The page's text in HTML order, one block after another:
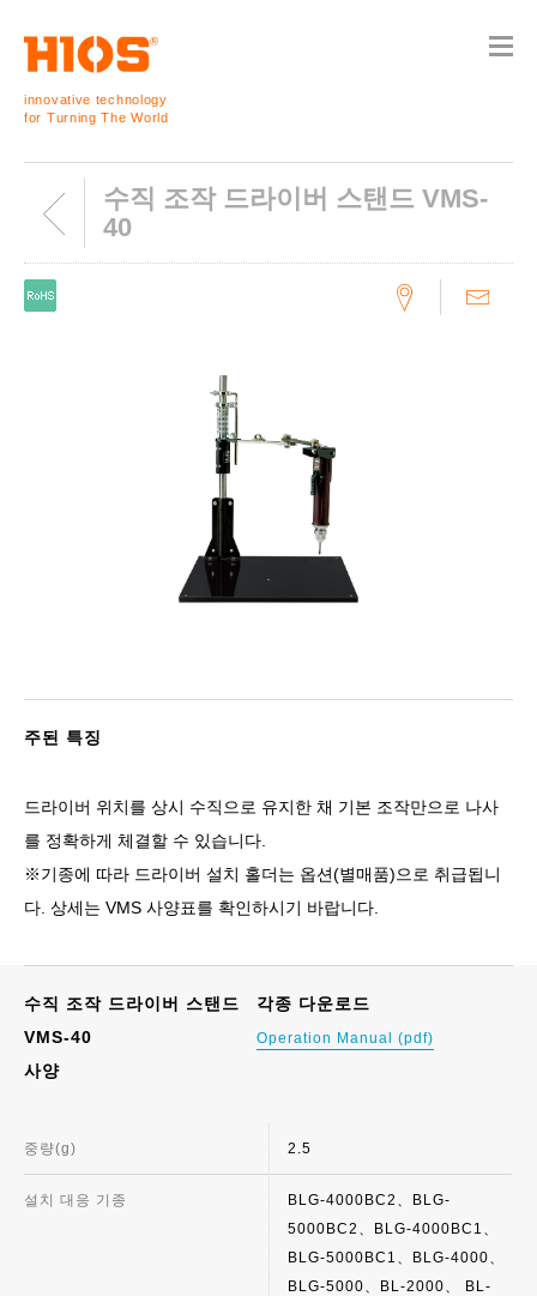
innovative technology
for Turning The World
수직 조작 드라이버 스탠드 VMS-
40
주된 특징
드라이버 위치를 상시 수직으로 유지한 채 기본 조작만으로 나사
를 정확하게 체결할 수 있습니다.
※기종에 따라 드라이버 설치 홀더는 옵션(별매품)으로 취급됩니
다. 상세는 VMS 사양표를 확인하시기 바랍니다.
수직 조작 드라이버 스탠드
VMS-40
사양
각종 다운로드
Operation Manual (pdf)
중량(g)
설치 대응 기종
2.5
BLG-4000BC2、BLG-
5000BC2、BLG-4000BC1、
BLG-5000BC1、BLG-4000、
BLG-5000、BL-2000、 BL-